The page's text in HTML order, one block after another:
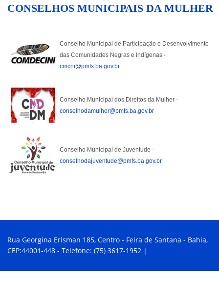
CONSELHOS MUNICIPAIS DA MULHER
Conselho Municipal de Participação e Desenvolvimento
das Comunidades Negras e Indígenas -
cmcni@pmfs.ba.gov.br
Conselho Municipal dos Direitos da Mulher -
conselhodamulher@pmfs.ba.gov.br
Conselho Municipal de Juventude -
conselhodajuventude@pmfs.ba.gov.br
Rua Georgina Erisman 185, Centro - Feira de Santana - Bahia,
CEP:44001-448 - Telefone: (75) 3617-1952 |